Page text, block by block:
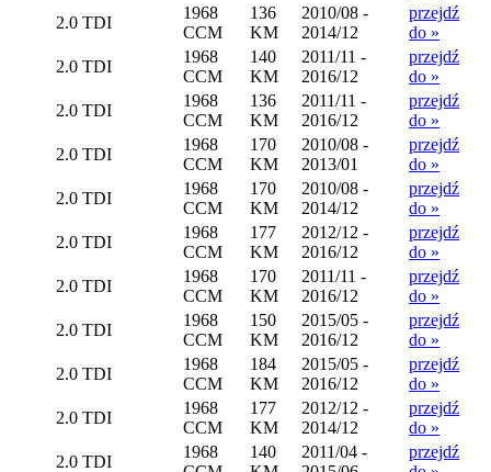
2.0 TDI
1968
CCM
136
KM
2010/08 -
2014/12
przejdź
do »
2.0 TDI
1968
CCM
140
KM
2011/11 -
2016/12
przejdź
do »
2.0 TDI
1968
CCM
136
KM
2011/11 -
2016/12
przejdź
do »
2.0 TDI
1968
CCM
170
KM
2010/08 -
2013/01
przejdź
do »
2.0 TDI
1968
CCM
170
KM
2010/08 -
2014/12
przejdź
do »
2.0 TDI
1968
CCM
177
KM
2012/12 -
2016/12
przejdź
do »
2.0 TDI
1968
CCM
170
KM
2011/11 -
2016/12
przejdź
do »
2.0 TDI
1968
CCM
150
KM
2015/05 -
2016/12
przejdź
do »
2.0 TDI
1968
CCM
184
KM
2015/05 -
2016/12
przejdź
do »
2.0 TDI
1968
CCM
177
KM
2012/12 -
2014/12
przejdź
do »
2.0 TDI
1968
140
2011/04 -
przejdź